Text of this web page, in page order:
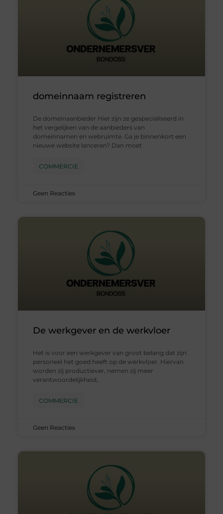
domeinnaam registreren
De domeinaanbieder Hier zijn ze gespecialiseerd in
het vergelijken van de aanbieders van
domeinnamen en webruimte. Ga je binnenkort een
nieuwe website lanceren? Dan moet
COMMERCIE
Geen Reacties
De werkgever en de werkvloer
Het is voor een werkgever van groot belang dat zijn
personeel het goed heeft op de werkvloer. Hiervan
worden zij productiever, nemen zij meer
verantwoordelijkheid,
COMMERCIE
Geen Reacties